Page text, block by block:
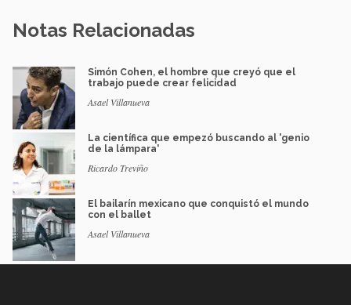
Notas Relacionadas
Simón Cohen, el hombre que creyó que el
trabajo puede crear felicidad
Asael Villanueva
La científica que empezó buscando al 'genio
de la lámpara'
Ricardo Treviño
El bailarín mexicano que conquistó el mundo
con el ballet
Asael Villanueva